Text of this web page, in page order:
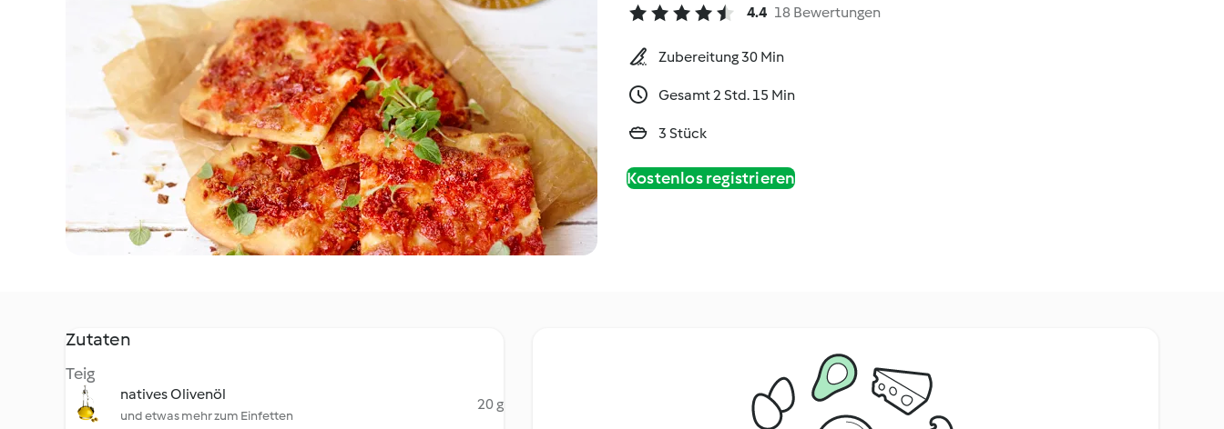
4.4 18 Bewertungen
Zubereitung 30 Min
Gesamt 2 Std. 15 Min
3 Stück
Kostenlos registrieren
Zutaten
Teig
natives Olivenöl
und etwas mehr zum Einfetten
20 g